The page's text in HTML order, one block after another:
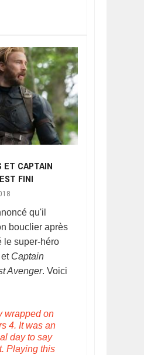
ET CAPTAIN
FINI
qu'il
bouclier après
le super-héro
Captain
Avenger. Voici
wrapped on
4. It was an
day to say
Playing this